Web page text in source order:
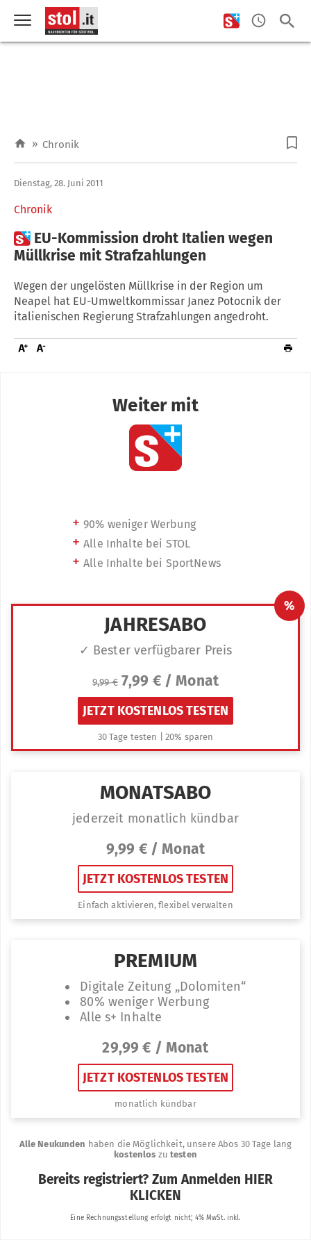
» Chronik
Chronik
Dienstag, 28. Juni 2011
 EU-Kommission droht Italien wegen
Müllkrise mit Strafzahlungen
Wegen der ungelösten Müllkrise in der Region um
Neapel hat EU-Umweltkommissar Janez Potocnik der
italienischen Regierung Strafzahlungen angedroht.